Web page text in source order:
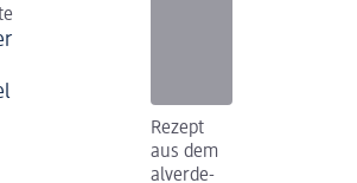
Rezept
aus dem
alverde-